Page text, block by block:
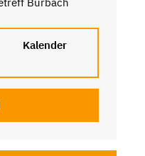
Burbach
Kalender